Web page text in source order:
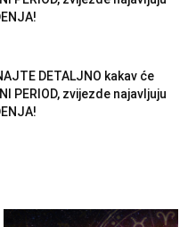
DETALJNO kakav će
PERIOD, zvijezde najavljuju